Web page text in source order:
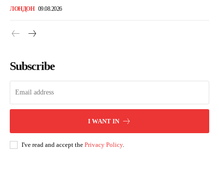
ЛОНДОН 09.08.2026
Subscribe
I WANT IN
I've read and accept the Privacy Policy.